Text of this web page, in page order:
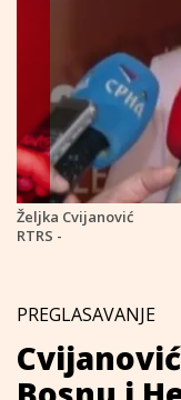
Željka Cvijanović
RTRS -
PREGLASAVANJE